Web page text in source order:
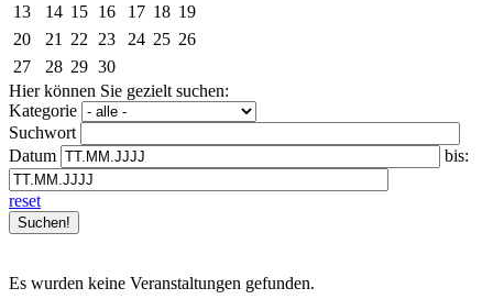
13
14 15 16 17 18 19
20
21 22 23 24 25 26
27
28 29 30
Hier können Sie gezielt suchen:
Kategorie
Suchwort
Datum
bis:
reset
Es wurden keine Veranstaltungen gefunden.